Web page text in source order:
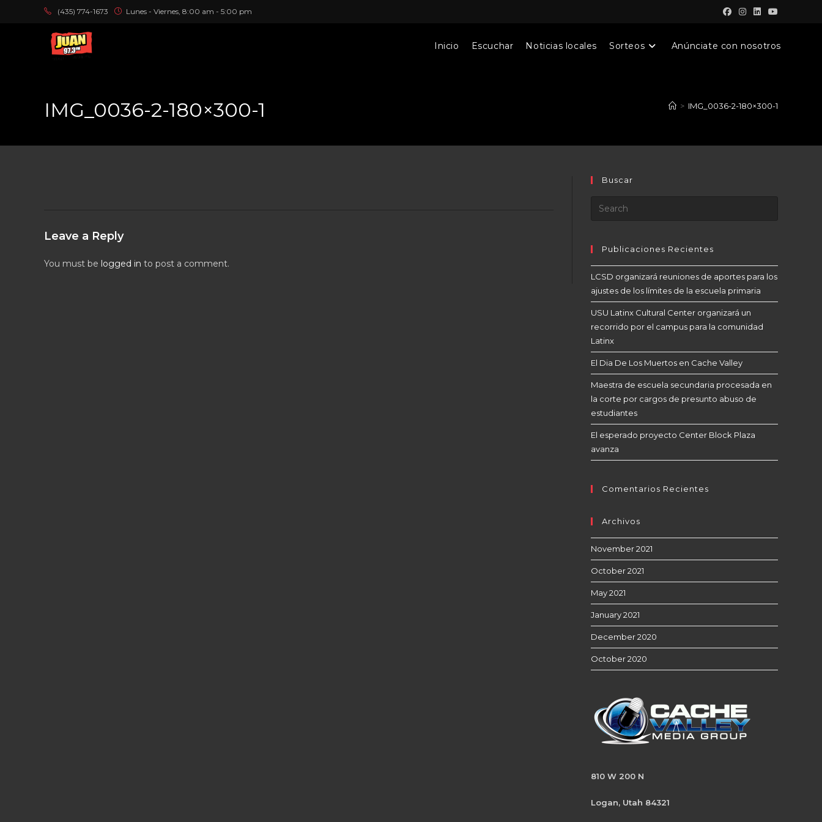
(435) 774-1673 Lunes - Viernes, 8:00 am - 5:00 pm
Inicio Escuchar Noticias locales Sorteos Anúnciate con nosotros
IMG_0036-2-180×300-1 > IMG_0036-2-180×300-1
Leave a Reply
You must be logged in to post a comment.
Buscar
Publicaciones Recientes
LCSD organizará reuniones de aportes para los
ajustes de los límites de la escuela primaria
USU Latinx Cultural Center organizará un
recorrido por el campus para la comunidad
Latinx
El Dia De Los Muertos en Cache Valley
Maestra de escuela secundaria procesada en
la corte por cargos de presunto abuso de
estudiantes
El esperado proyecto Center Block Plaza
avanza
Comentarios Recientes
Archivos
November 2021
October 2021
May 2021
January 2021
December 2020
October 2020
810 W 200 N
Logan, Utah 84321